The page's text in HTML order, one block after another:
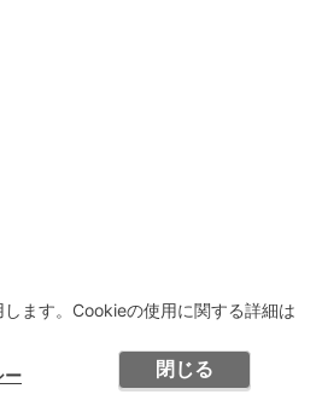
ます。Cookieの使用に関する詳細は
ー
閉じる